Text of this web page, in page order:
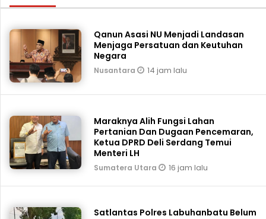
Qanun Asasi NU Menjadi Landasan
Menjaga Persatuan dan Keutuhan
Negara
Nusantara 14 jam lalu
Maraknya Alih Fungsi Lahan
Pertanian Dan Dugaan Pencemaran,
Ketua DPRD Deli Serdang Temui
Menteri LH
Sumatera Utara 16 jam lalu
Satlantas Polres Labuhanbatu Belum